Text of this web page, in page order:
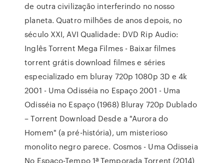
de outra civilização interferindo no nosso
planeta. Quatro milhões de anos depois, no
século XXI, AVI Qualidade: DVD Rip Audio:
Inglês Torrent Mega Filmes - Baixar filmes
torrent grátis download filmes e séries
especializado em bluray 720p 1080p 3D e 4k
2001 - Uma Odisséia no Espaço 2001 - Uma
Odisséia no Espaço (1968) Bluray 720p Dublado
– Torrent Download Desde a "Aurora do
Homem" (a pré-história), um misterioso
monolito negro parece. Cosmos - Uma Odisseia
No Espaço-Tempo 1ª Temporada Torrent (2014)